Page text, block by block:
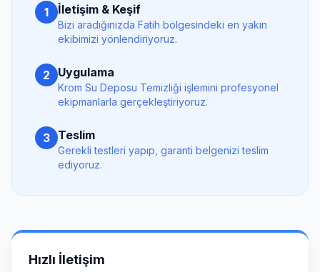
1 İletişim & Keşif
Bizi aradığınızda Fatih bölgesindeki en yakın
ekibimizi yönlendiriyoruz.
2 Uygulama
Krom Su Deposu Temizliği işlemini profesyonel
ekipmanlarla gerçekleştiriyoruz.
3 Teslim
Gerekli testleri yapıp, garanti belgenizi teslim
ediyoruz.
Hızlı İletişim